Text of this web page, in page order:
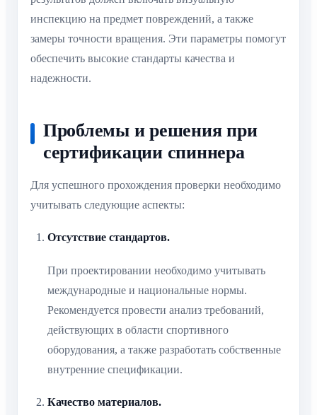
инспекцию на предмет повреждений, а также
замеры точности вращения. Эти параметры помогут
обеспечить высокие стандарты качества и
надежности.
Проблемы и решения при
сертификации спиннера
Для успешного прохождения проверки необходимо
учитывать следующие аспекты:
Отсутствие стандартов.
При проектировании необходимо учитывать
международные и национальные нормы.
Рекомендуется провести анализ требований,
действующих в области спортивного
оборудования, а также разработать собственные
внутренние спецификации.
Качество материалов.